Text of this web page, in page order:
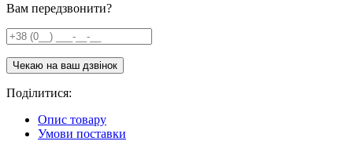
Вам передзвонити?
Поділитися:
Опис товару
Умови поставки